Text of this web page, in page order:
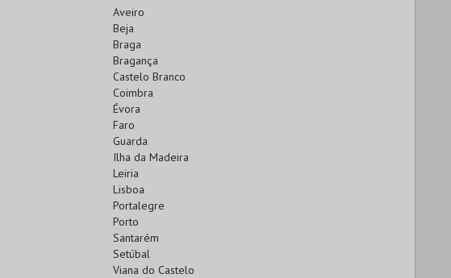
Aveiro
Beja
Braga
Bragança
Castelo Branco
Coimbra
Évora
Faro
Guarda
Ilha da Madeira
Leiria
Lisboa
Portalegre
Porto
Santarém
Setúbal
Viana do Castelo